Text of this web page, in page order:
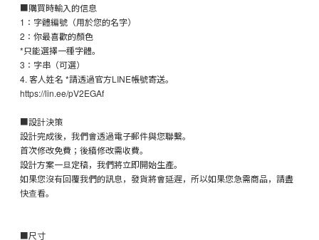
■購買時輸入的信息
1：字體編號（用於您的名字）
2：你最喜歡的顏色
*只能選擇一種字體。
3：字串（可選）
4. 客人姓名 *請透過官方LINE帳號寄送。
https://lin.ee/pV2EGAf
■設計決策
設計完成後，我們會透過電子郵件與您聯繫。
首次修改免費；後續修改需收費。
設計方案一旦定稿，我們將立即開始生產。
如果您沒有回覆我們的訊息，發貨將會延遲，所以如果您急需商品，請盡
快查看。
■尺寸